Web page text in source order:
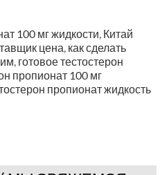
100 мг жидкости, Китай
цена, как сделать
, готовое тестостерон
пропионат 100 мг
пропионат жидкость